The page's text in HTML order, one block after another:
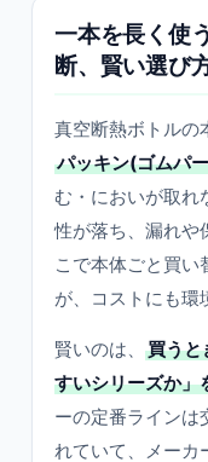
一本を長く使
断、賢い選び
真空断熱ボトルの
パッキン(ゴムパ
む・においが取れ
性が落ち、漏れや
こで本体ごと買
が、コストにも環
賢いのは、
買うと
すいシリーズか」
ーの定番ラインは
れていて、メーカ